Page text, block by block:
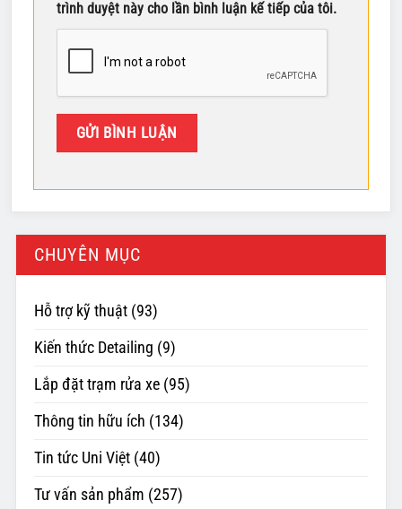
CHUYÊN MỤC
Hỗ trợ kỹ thuật (93)
Kiến thức Detailing (9)
Lắp đặt trạm rửa xe (95)
Thông tin hữu ích (134)
Tin tức Uni Việt (40)
Tư vấn sản phẩm (257)
trình duyệt này cho lần bình luận kế tiếp của tôi.